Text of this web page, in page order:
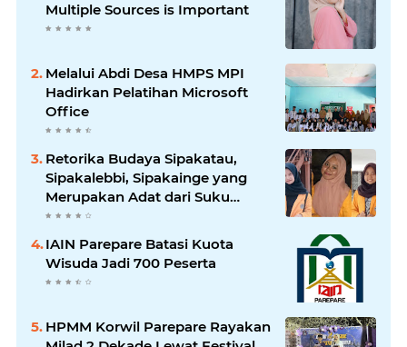
Multiple Sources is Important
Melalui Abdi Desa HMPS MPI
Hadirkan Pelatihan Microsoft
Office
Retorika Budaya Sipakatau,
Sipakalebbi, Sipakainge yang
Merupakan Adat dari Suku
Bugis
IAIN Parepare Batasi Kuota
Wisuda Jadi 700 Peserta
HPMM Korwil Parepare Rayakan